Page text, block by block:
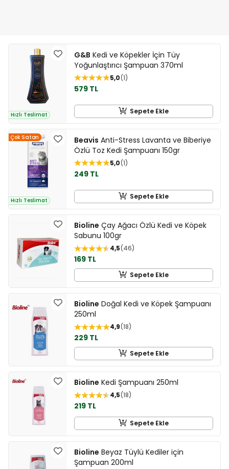
Hızlı Teslimat
G&B Kedi ve Köpekler İçin Tüy
Yoğunlaştırıcı Şampuan 370ml
5,0 1
579 TL
Sepete Ekle
Çok Satan
Hızlı Teslimat
Beavis Anti-Stress Lavanta ve Biberiye
Özlü Toz Kedi Şampuanı 150gr
5,0 1
249 TL
Sepete Ekle
Bioline Çay Ağacı Özlü Kedi ve Köpek
Sabunu 100gr
4,5 46
169 TL
Sepete Ekle
Bioline Doğal Kedi ve Köpek Şampuanı
250ml
4,9 18
229 TL
Sepete Ekle
Bioline Kedi Şampuanı 250ml
4,5 18
219 TL
Sepete Ekle
Bioline Beyaz Tüylü Kediler için
Şampuan 200ml